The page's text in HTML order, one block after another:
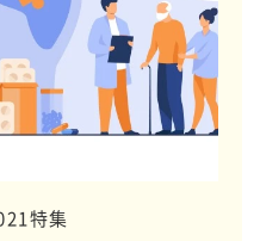
特集